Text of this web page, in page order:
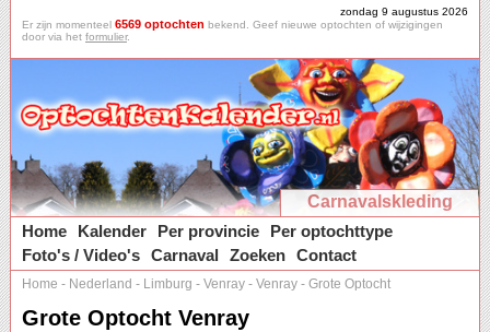
zondag 9 augustus 2026
Er zijn momenteel 6569 optochten bekend. Geef nieuwe optochten of wijzigingen
door via het formulier.
Carnavalskleding
Home
Kalender Per provincie
Per optochttype
Foto's / Video's Carnaval Zoeken Contact
Home - Nederland - Limburg - Venray - Venray - Grote Optocht
Grote Optocht Venray